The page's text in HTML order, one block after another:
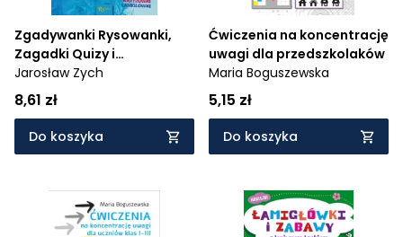
Zgadywanki Rysowanki,
Zagadki Quizy i
Ciekawostki o świętych i
błogosławionych
Jarosław Zych
8,61 zł
Do koszyka
Ćwiczenia na koncentrację
uwagi dla przedszkolaków
Maria Boguszewska
5,15 zł
Do koszyka